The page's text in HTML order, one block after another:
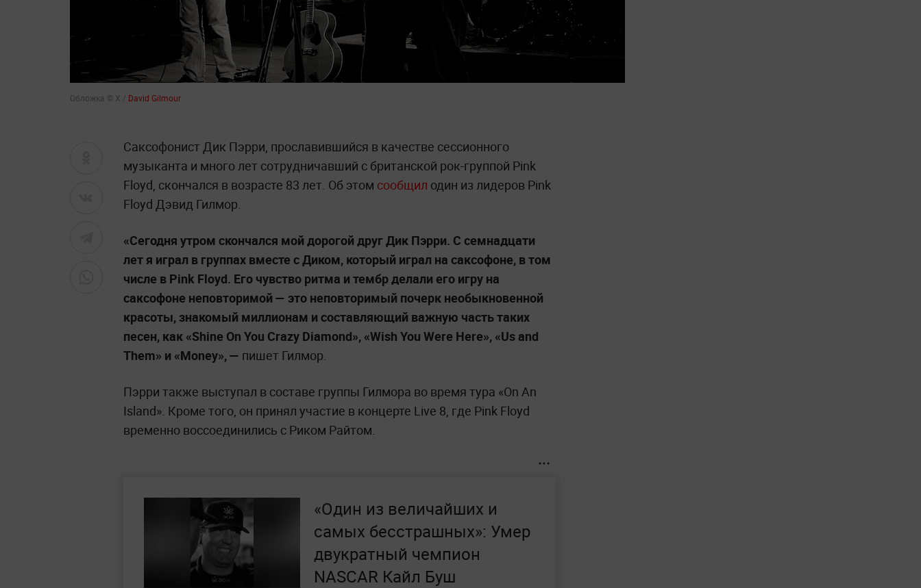
Обложка © X / David Gilmour
Саксофонист Дик Пэрри, прославившийся в качестве сессионного
музыканта и много лет сотрудничавший с британской рок-группой Pink
Floyd, скончался в возрасте 83 лет. Об этом сообщил один из лидеров Pink
Floyd Дэвид Гилмор.
«Сегодня утром скончался мой дорогой друг Дик Пэрри. С семнадцати
лет я играл в группах вместе с Диком, который играл на саксофоне, в том
числе в Pink Floyd. Его чувство ритма и тембр делали его игру на
саксофоне неповторимой — это неповторимый почерк необыкновенной
красоты, знакомый миллионам и составляющий важную часть таких
песен, как «Shine On You Crazy Diamond», «Wish You Were Here», «Us and
Them» и «Money», — пишет Гилмор.
Пэрри также выступал в составе группы Гилмора во время тура «On An
Island». Кроме того, он принял участие в концерте Live 8, где Pink Floyd
временно воссоединились с Риком Райтом.
«Один из величайших и
самых бесстрашных»: Умер
двукратный чемпион
NASCAR Кайл Буш